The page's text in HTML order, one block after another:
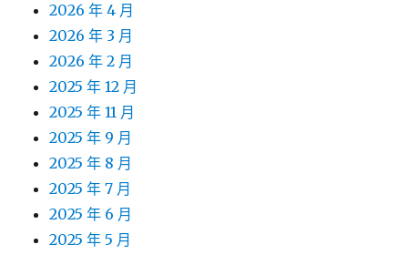
2026 年 4 月
2026 年 3 月
2026 年 2 月
2025 年 12 月
2025 年 11 月
2025 年 9 月
2025 年 8 月
2025 年 7 月
2025 年 6 月
2025 年 5 月